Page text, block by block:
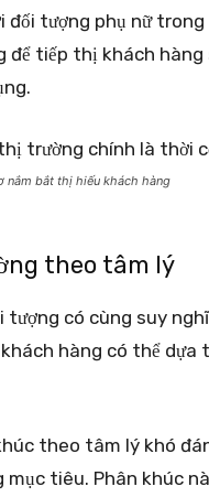
đối tượng phụ nữ
để tiếp thị khách
bắt thị hiếu khách hàng
theo tâm lý
có cùng suy
hàng có thể
theo tâm lý khó
mục tiêu. Phân khúc